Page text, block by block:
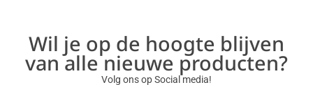
Wil je op de hoogte blijven
van alle nieuwe producten?
Volg ons op Social media!